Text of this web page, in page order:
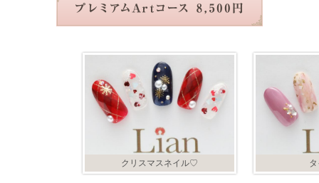
クリスマスネイル♡